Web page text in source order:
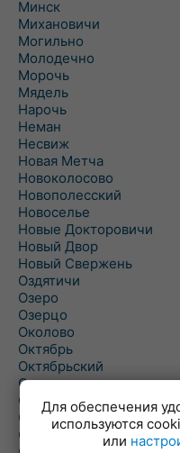
Минск
Михановичи
Могильно
Молодечно
Морочь
Мядель
Нарочь
Неман
Несвиж
Новая Метча
Новоколосово
Новополесский
Новоселье
Новые Докторовичи
Новый Двор
Новый Свержень
Оздятичи
Озеро
Озерцо
Околово
Октябрь
Октябрьский
Олехновичи
Омговичи
Оношки
Осовец
Для обеспечения
используются
или